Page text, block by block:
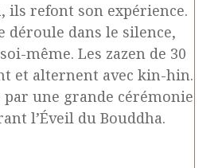
ils refont son expérience.
déroule dans le silence,
même. Les zazen de 30
et alternent avec kin-hin.
une grande cérémonie
l’Éveil du Bouddha.